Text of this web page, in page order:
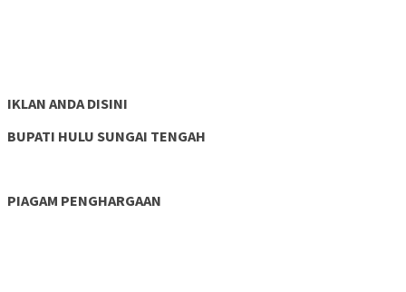
IKLAN ANDA DISINI
BUPATI HULU SUNGAI TENGAH
PIAGAM PENGHARGAAN